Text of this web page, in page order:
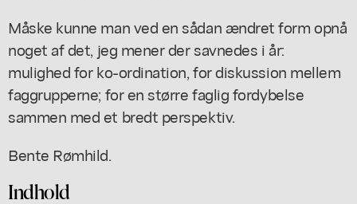
Måske kunne man ved en sådan ændret form opnå
noget af det, jeg mener der savnedes i år:
mulighed for ko-ordination, for diskussion mellem
faggrupperne; for en større faglig fordybelse
sammen med et bredt perspektiv.
Bente Rømhild.
Indhold